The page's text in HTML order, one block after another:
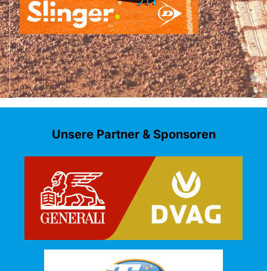
Unsere Partner & Sponsoren